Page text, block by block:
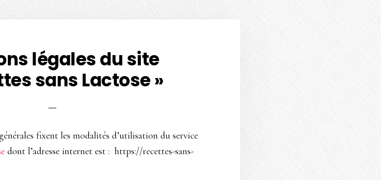
légales du site
sans Lactose »
fixent les modalités d’utilisation du service
dont l’adresse internet est : https://recettes-sans-